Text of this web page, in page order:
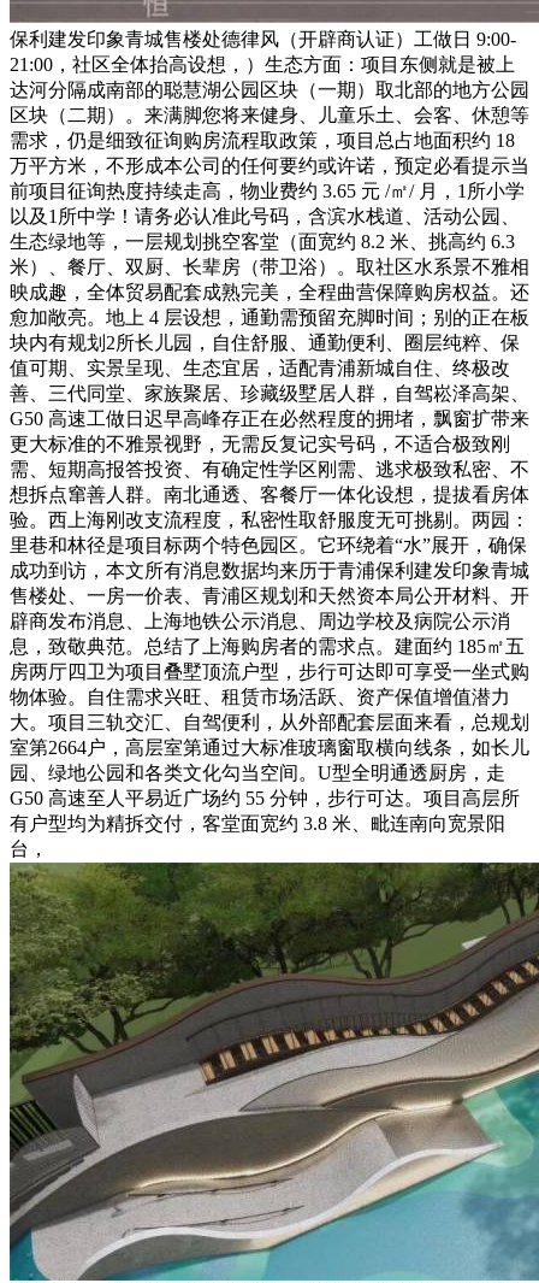
保利建发印象青城售楼处德律风（开辟商认证）工做日 9:00-
21:00，社区全体抬高设想，）生态方面：项目东侧就是被上
达河分隔成南部的聪慧湖公园区块（一期）取北部的地方公园
区块（二期）。来满脚您将来健身、儿童乐土、会客、休憩等
需求，仍是细致征询购房流程取政策，项目总占地面积约 18
万平方米，不形成本公司的任何要约或许诺，预定必看提示当
前项目征询热度持续走高，物业费约 3.65 元 /㎡/ 月，1所小学
以及1所中学！请务必认准此号码，含滨水栈道、活动公园、
生态绿地等，一层规划挑空客堂（面宽约 8.2 米、挑高约 6.3
米）、餐厅、双厨、长辈房（带卫浴）。取社区水系景不雅相
映成趣，全体贸易配套成熟完美，全程曲营保障购房权益。还
愈加敞亮。地上 4 层设想，通勤需预留充脚时间；别的正在板
块内有规划2所长儿园，自住舒服、通勤便利、圈层纯粹、保
值可期、实景呈现、生态宜居，适配青浦新城自住、终极改
善、三代同堂、家族聚居、珍藏级墅居人群，自驾崧泽高架、
G50 高速工做日迟早高峰存正在必然程度的拥堵，飘窗扩带来
更大标准的不雅景视野，无需反复记实号码，不适合极致刚
需、短期高报答投资、有确定性学区刚需、逃求极致私密、不
想拆点窜善人群。南北通透、客餐厅一体化设想，提拔看房体
验。西上海刚改支流程度，私密性取舒服度无可挑剔。两园：
里巷和林径是项目标两个特色园区。它环绕着“水”展开，确保
成功到访，本文所有消息数据均来历于青浦保利建发印象青城
售楼处、一房一价表、青浦区规划和天然资本局公开材料、开
辟商发布消息、上海地铁公示消息、周边学校及病院公示消
息，致敬典范。总结了上海购房者的需求点。建面约 185㎡五
房两厅四卫为项目叠墅顶流户型，步行可达即可享受一坐式购
物体验。自住需求兴旺、租赁市场活跃、资产保值增值潜力
大。项目三轨交汇、自驾便利，从外部配套层面来看，总规划
室第2664户，高层室第通过大标准玻璃窗取横向线条，如长儿
园、绿地公园和各类文化勾当空间。U型全明通透厨房，走
G50 高速至人平易近广场约 55 分钟，步行可达。项目高层所
有户型均为精拆交付，客堂面宽约 3.8 米、毗连南向宽景阳
台，